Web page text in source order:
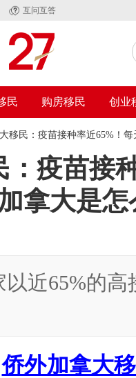
互问互答
民 购房移民 创业
移民：疫苗接种率近65%！
：疫苗接
拿大是
近65%的
侨外加拿大